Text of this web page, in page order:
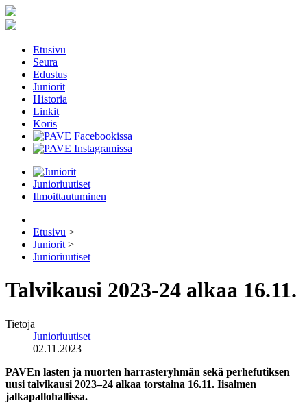
Etusivu
Seura
Edustus
Juniorit
Historia
Linkit
Koris
Junioriuutiset
Ilmoittautuminen
Etusivu >
Juniorit >
Junioriuutiset
Talvikausi 2023-24 alkaa 16.11.
Tietoja
Junioriuutiset
02.11.2023
PAVEn lasten ja nuorten harrasteryhmän sekä perhefutiksen
uusi talvikausi 2023–24 alkaa torstaina 16.11. Iisalmen
jalkapallohallissa.